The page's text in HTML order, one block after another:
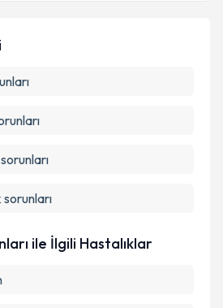
işlenmesine ilişkin
kabul ediyorum.
Talebini Gönder
sorunları
sorunları
ile İlgili Hastalıklar